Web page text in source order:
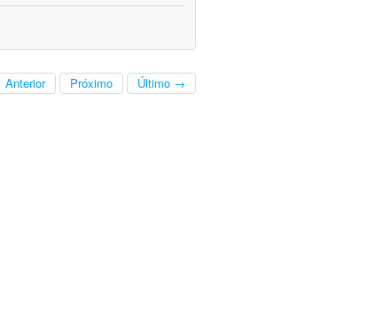
Anterior Próximo Último →